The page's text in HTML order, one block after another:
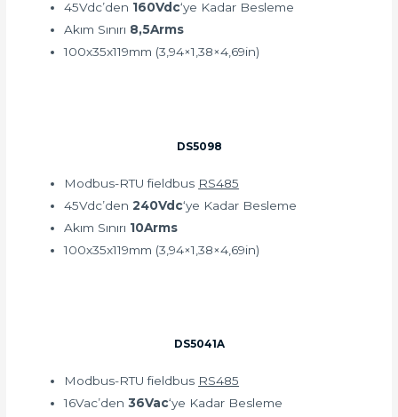
45Vdc’den 160Vdc‘ye Kadar Besleme
Akım Sınırı 8,5Arms
100x35x119mm (3,94×1,38×4,69in)
DS5098
Modbus-RTU fieldbus RS485
45Vdc’den240Vdc‘ye Kadar Besleme
Akım Sınırı 10Arms
100x35x119mm (3,94×1,38×4,69in)
DS5041A
Modbus-RTU fieldbus RS485
16Vac’den36Vac‘ye Kadar Besleme